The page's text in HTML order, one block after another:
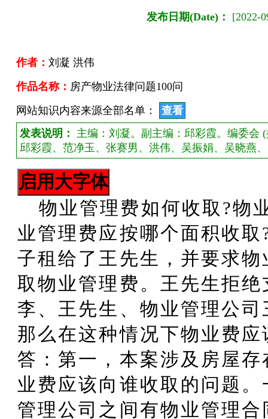
发布日期(Date)： [2022-
作者： 刘凝 洪伟
作品名称： 房产物业法律问题100问
网站知识内容来源全部名单：
查看
发表说明：
主编：刘凝。副主编：邱彩霞。编委会
邱彩霞、范净玉、张赛男、洪伟、吴振娟、吴晓燕
物业管理费如何收取?物
业管理费应按哪个面积收
子租给了王先生，并要求
取物业管理费。王先生拒
李、王先生、物业管理公
那么在这种情况下物业费
答：第一，本案涉及房屋
业费应该向谁收取的问题
管理公司之间有物业管理